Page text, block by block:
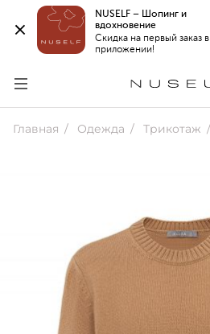
NUSELF – Шопинг и
вдохновение
Скидка на первый заказ в
приложении!
Главная Одежда Трикотаж